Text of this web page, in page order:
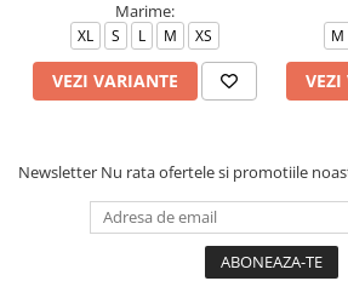
Marime:
XL S L M XS
VEZI VARIANTE
M
VEZI
Newsletter Nu rata ofertele si promotiile